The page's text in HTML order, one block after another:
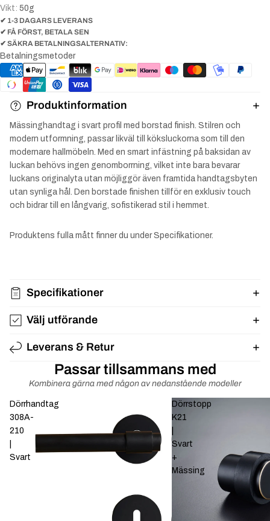
Vikt: 50g
✔ 1-3 DAGARS LEVERANS
✔ FÅ FÖRST, BETALA SEN
✔ SÄKRA BETALNINGSALTERNATIV:
Betalningsmetoder
Produktinformation
Mässing handtag i svart profil med borstad finish. Stilren och
modern utformning, passar likväl till köksluckorna som till den
modernare hallmöbeln. Med en smart infästning på baksidan av
luckan behövs ingen genomborrning, vilket inte bara bevarar
luckans originalyta utan möjliggör även framtida handtagsbyten
utan synliga hål. Den borstade finishen tillför en exklusiv touch
och bidrar till en långvarig, sofistikerad stil i hemmet.
Produktens fulla mått finner du under Specifikationer.
Specifikationer
Välj utförande
Leverans & Retur
Passar tillsammans med
Kombinera gärna med någon av nedanstående modeller
Dörrhandtag
308A-
210
Svart
Dörrstopp
K21
Svart
+
Mässing